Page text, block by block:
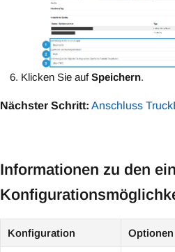
Klicken Sie aufSpeichern.
Nächster Schritt: Anschluss
Informationen zu den
Konfiguration Optionen